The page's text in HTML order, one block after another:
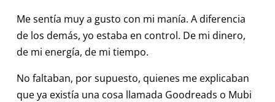
Me sentía muy a gusto con mi manía. A diferencia
de los demás, yo estaba en control. De mi dinero,
de mi energía, de mi tiempo.
No faltaban, por supuesto, quienes me explicaban
que ya existía una cosa llamada Goodreads o Mubi